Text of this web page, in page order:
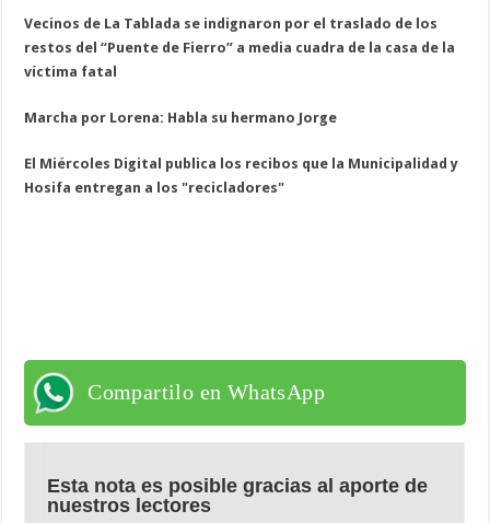
Vecinos de La Tablada se indignaron por el traslado de los
restos del “Puente de Fierro” a media cuadra de la casa de la
víctima fatal
Marcha por Lorena: Habla su hermano Jorge
El Miércoles Digital publica los recibos que la Municipalidad y
Hosifa entregan a los "recicladores"
Compartilo en WhatsApp
Esta nota es posible gracias al aporte de
nuestros lectores